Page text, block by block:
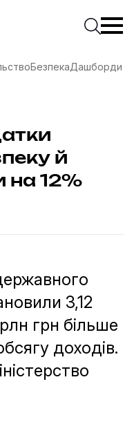
суспільні даніПочати
БезпекаДашборди
й
на 12%
3,12
грн більше
доходів.